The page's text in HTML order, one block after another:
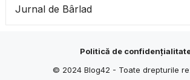
Jurnal de Bârlad
Politică de
© 2024Blog42 - Toate drepturile